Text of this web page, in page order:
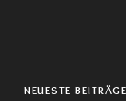
NEUESTE BEITRÄGE